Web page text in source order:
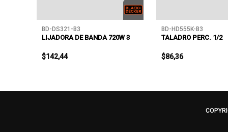
BD-DS321-B3
LIJADORA DE BANDA 720W 3
$142,44
BD-HD555K-B3
TALADRO PERC. 1/2
$86,36